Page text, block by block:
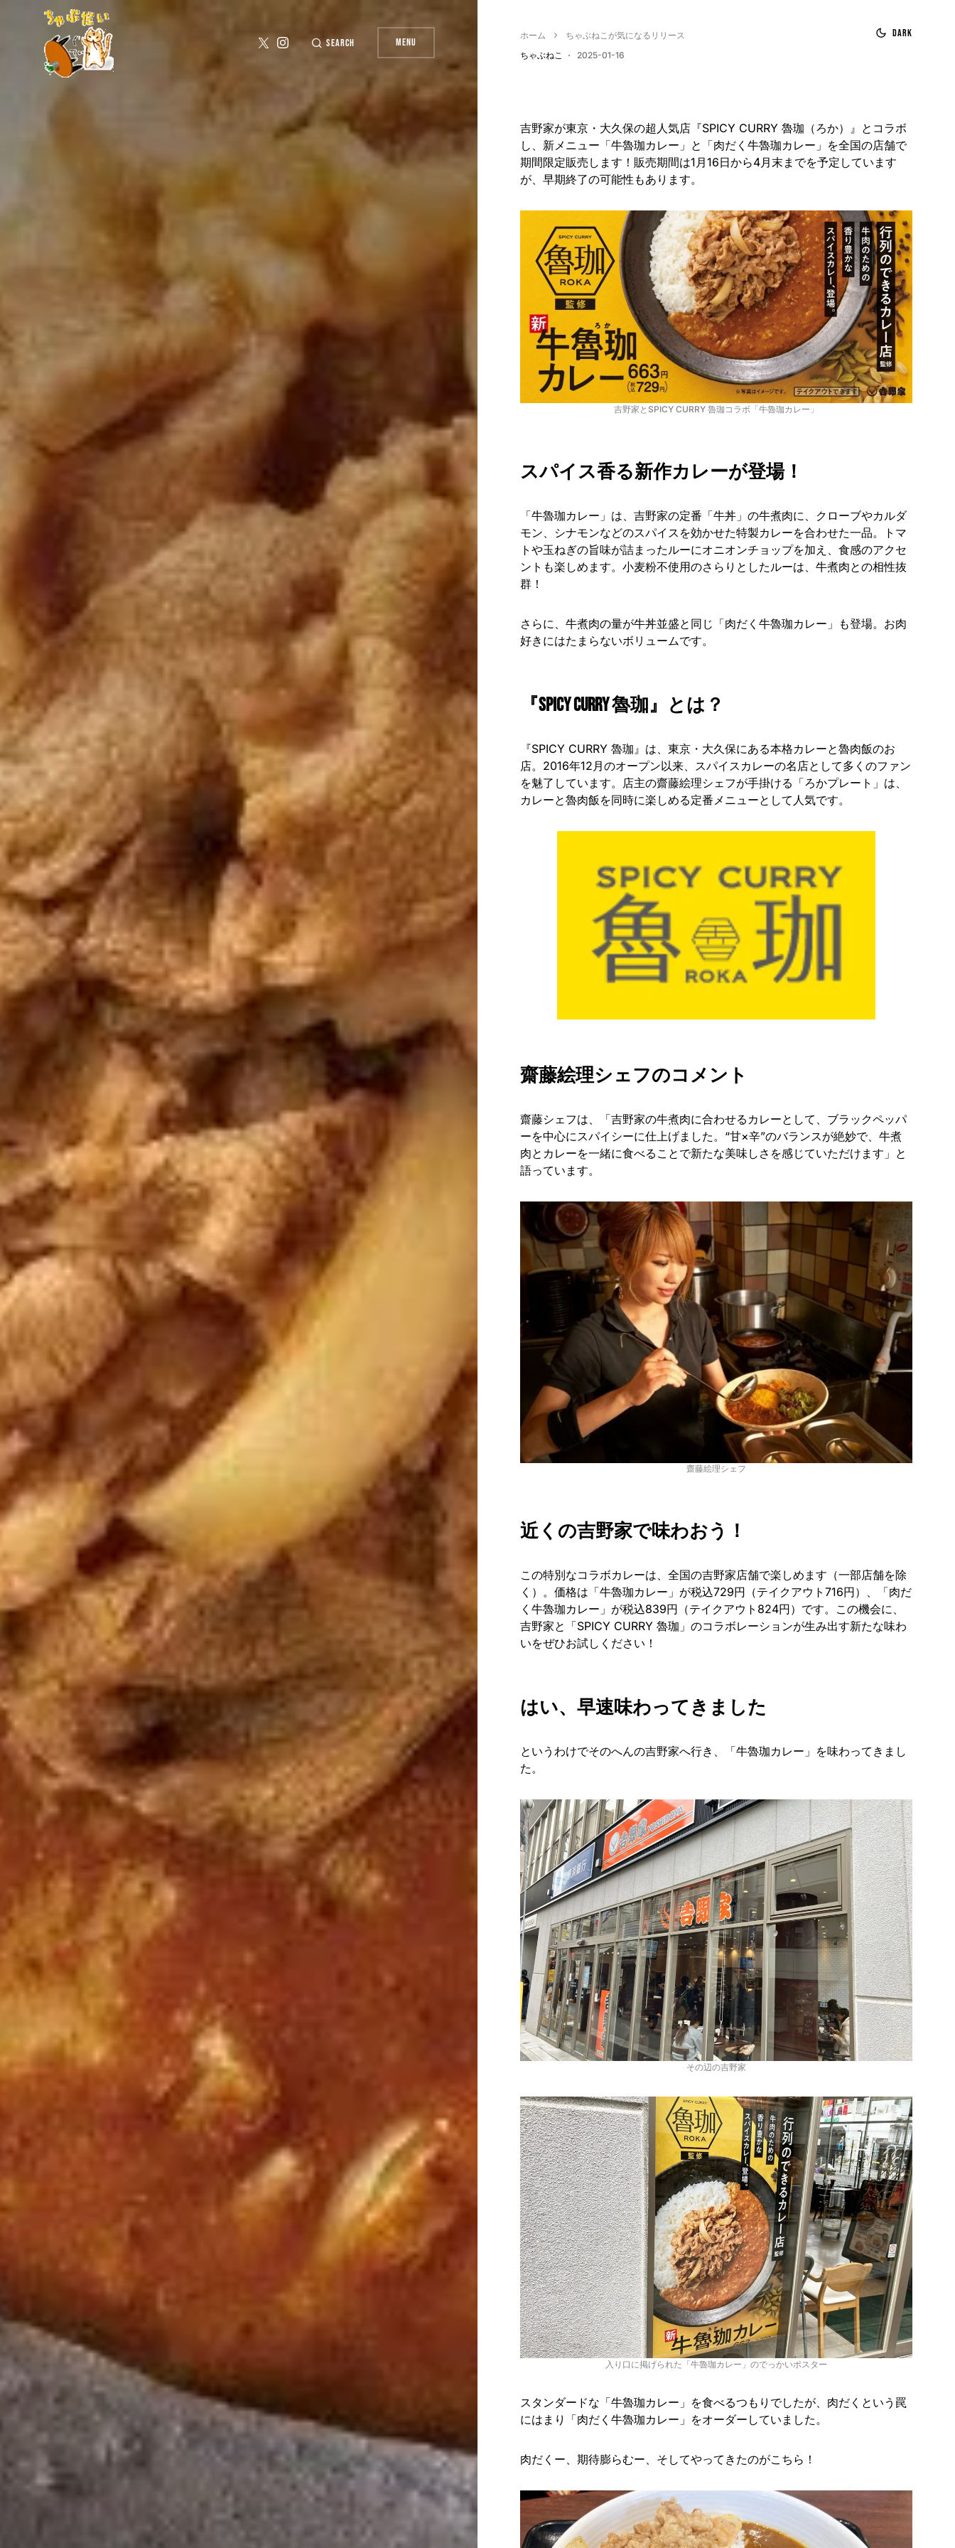
Search Menu
ホーム
ちゃぶねこが気になるリリース
ちゃぶねこ
2025-01-16
Dark
吉野家が東京・大久保の超人気店『SPICY CURRY 魯珈（ろか）』とコラボ
し、新メニュー「牛魯珈カレー」と「肉だく牛魯珈カレー」を全国の店舗で
期間限定販売します！販売期間は1月16日から4月末までを予定しています
が、早期終了の可能性もあります。
吉野家とSPICY CURRY 魯珈コラボ「牛魯珈カレー」
スパイス香る新作カレーが登場！
「牛魯珈カレー」は、吉野家の定番「牛丼」の牛煮肉に、クローブやカルダ
モン、シナモンなどのスパイスを効かせた特製カレーを合わせた一品。トマ
トや玉ねぎの旨味が詰まったルーにオニオンチョップを加え、食感のアクセ
ントも楽しめます。小麦粉不使用のさらりとしたルーは、牛煮肉との相性抜
群！
さらに、牛煮肉の量が牛丼並盛と同じ「肉だく牛魯珈カレー」も登場。お肉
好きにはたまらないボリュームです。
『SPICY CURRY 魯珈』 とは？
『SPICY CURRY 魯珈』は、東京・大久保にある本格カレーと魯肉飯のお
店。2016年12月のオープン以来、スパイスカレーの名店として多くのファン
を魅了しています。店主の齋藤絵理シェフが手掛ける「ろかプレート」は、
カレーと魯肉飯を同時に楽しめる定番メニューとして人気です。
齋藤絵理シェフのコメント
齋藤シェフは、「吉野家の牛煮肉に合わせるカレーとして、ブラックペッパ
ーを中心にスパイシーに仕上げました。“甘×辛”のバランスが絶妙で、牛煮
肉とカレーを一緒に食べることで新たな美味しさを感じていただけます」と
語っています。
齋藤絵理シェフ
近くの吉野家で味わおう！
この特別なコラボカレーは、全国の吉野家店舗で楽しめます（一部店舗を除
く）。価格は「牛魯珈カレー」が税込729円（テイクアウト716円）、「肉だ
く牛魯珈カレー」が税込839円（テイクアウト824円）です。この機会に、
吉野家と「SPICY CURRY 魯珈」のコラボレーションが生み出す新たな味わ
いをぜひお試しください！
はい、早速味わってきました
というわけでそのへんの吉野家へ行き、「牛魯珈カレー」を味わってきまし
た。
その辺の吉野家
入り口に掲げられた「牛魯珈カレー」のでっかいポスター
スタンダードな「牛魯珈カレー」を食べるつもりでしたが、肉だくという罠
にはまり「肉だく牛魯珈カレー」をオーダーしていました。
肉だくー、期待膨らむー、そしてやってきたのがこちら！